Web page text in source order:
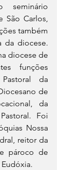
São Carlos,
também
da diocese.
diocese de
funções
da
de
da
Foi
Nossa
reitor da
pároco de